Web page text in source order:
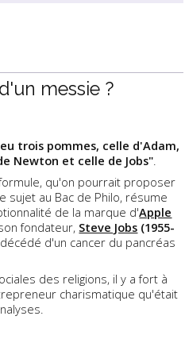
messie ?
trois pommes, celle d'Adam,
Newton et celle de Jobs"
qu'on pourrait proposer
sujet au Bac de Philo, résume
de la marque d'Apple
fondateur, Steve Jobs (1955-
d'un cancer du pancréas
des religions, il y a fort à
charismatique qu'était